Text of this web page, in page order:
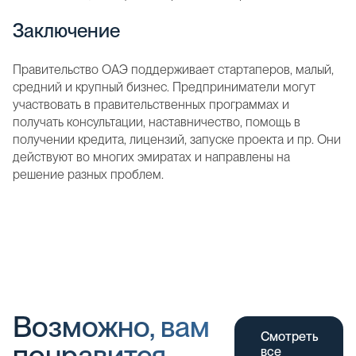
Заключение
Правительство ОАЭ поддерживает стартаперов, малый,
средний и крупный бизнес. Предприниматели могут
участвовать в правительственных программах и
получать консультации, наставничество, помощь в
получении кредита, лицензий, запуске проекта и пр. Они
действуют во многих эмиратах и направлены на
решение разных проблем.
Возможно, вам
Смотреть
все